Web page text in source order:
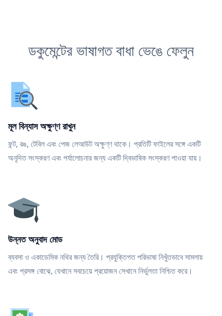
ডকুমেন্টের ভাষাগত বাধা ভেঙে ফেলুন
মূল বিন্যাস অক্ষুণ্ণ রাখুন
ফন্ট, রঙ, টেবিল এবং পেজ লেআউট অক্ষুণ্ণ থাকে। প্রতিটি ফাইলের সঙ্গে একটি
অনূদিত সংস্করণ এবং পর্যালোচনার জন্য একটি দ্বিভাষিক সংস্করণ পাওয়া যায়।
উন্নত অনুবাদ মোড
ব্যবসা ও একাডেমিক নথির জন্য তৈরি। প্রযুক্তিগত পরিভাষা নিখুঁতভাবে সামলায়
এবং প্রসঙ্গ বোঝে, যেখানে সবচেয়ে প্রয়োজন সেখানে নির্ভুলতা নিশ্চিত করে।